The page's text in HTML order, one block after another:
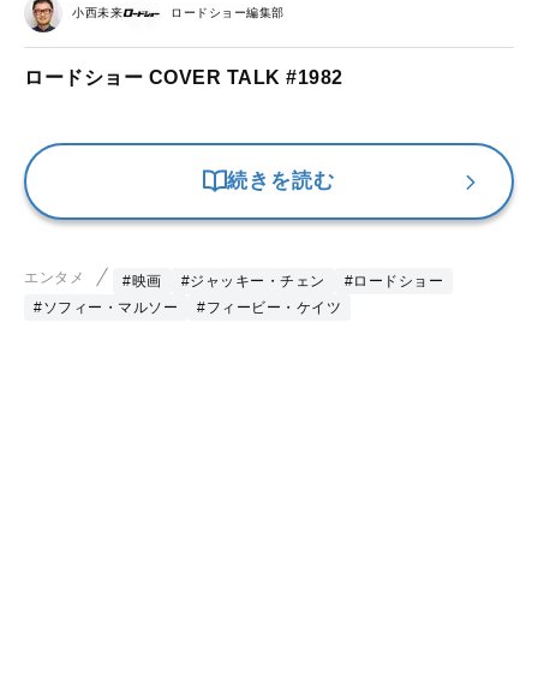
小西未来 ロードショー編集部
ロードショー COVER TALK #1982
続きを読む
エンタメ #映画 #ジャッキー・チェン
#ロードショー
#ソフィー・マルソー
#フィービー・ケイツ